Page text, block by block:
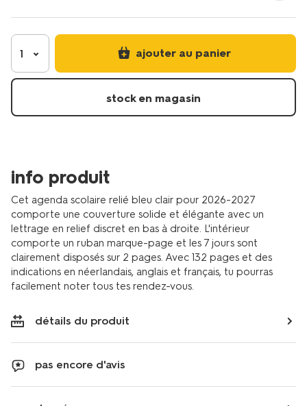
2027-
125x18cm-
bleu-
14505642.html
1 ajouter au panier
stock en magasin
info produit
Cet agenda scolaire relié bleu clair pour 2026-2027
comporte une couverture solide et élégante avec un
lettrage en relief discret en bas à droite. L'intérieur
comporte un ruban marque-page et les 7 jours sont
clairement disposés sur 2 pages. Avec 132 pages et des
indications en néerlandais, anglais et français, tu pourras
facilement noter tous tes rendez-vous.
détails du produit
pas encore d'avis